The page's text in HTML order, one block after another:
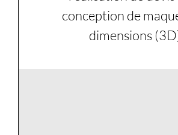
conception de
dimensions